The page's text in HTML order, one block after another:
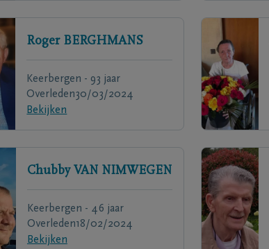
Roger BERGHMANS
Keerbergen - 93 jaar
Overleden30/03/2024
Bekijken
Chubby VAN NIMWEGEN
Keerbergen - 46 jaar
Overleden18/02/2024
Bekijken